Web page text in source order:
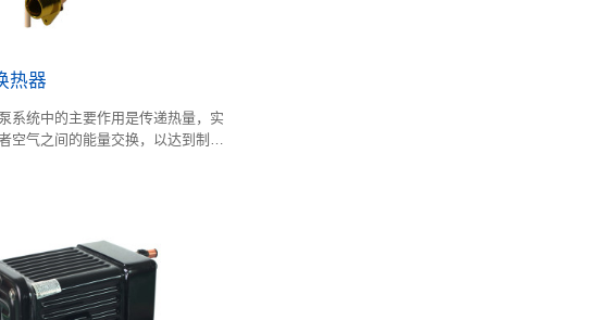
热器
系统中的主要作用是传递热量，实
空气之间的能量交换，以达到制热